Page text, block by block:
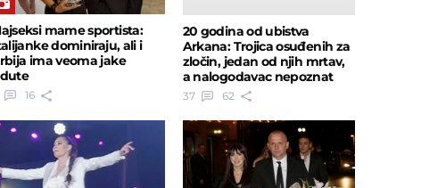
mame sportista:
dominiraju, ali i
ima veoma jake
16
20 godina od ubistva
Arkana: Trojica osuđenih za
zločin, jedan od njih mrtav,
a nalogodavac nepoznat
37 62